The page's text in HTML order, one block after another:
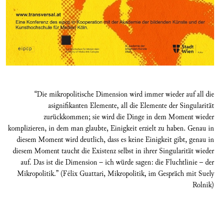
“Die mikropolitische Dimension wird immer wieder auf all die
asignifikanten Elemente, all die Elemente der Singularität
zurückkommen; sie wird die Dinge in dem Moment wieder
komplizieren, in dem man glaubte, Einigkeit erzielt zu haben. Genau in
diesem Moment wird deutlich, dass es keine Einigkeit gibt, genau in
diesem Moment taucht die Existenz selbst in ihrer Singularität wieder
auf. Das ist die Dimension – ich würde sagen: die Fluchtlinie – der
Mikropolitik.” (Félix Guattari, Mikropolitik, im Gespräch mit Suely
Rolnik)